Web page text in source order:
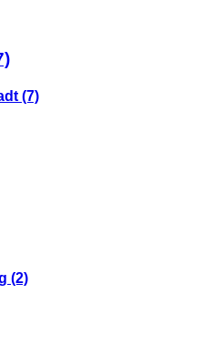
(7)
(2)